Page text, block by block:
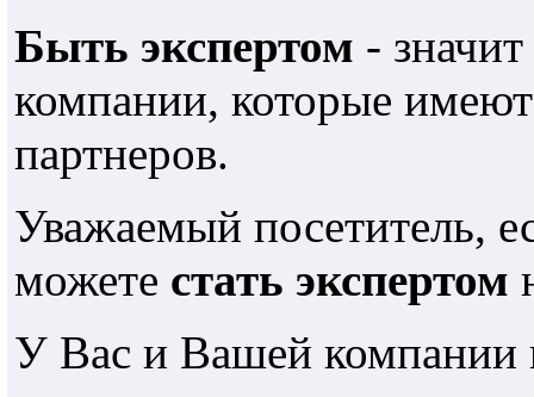
Быть экспертом -
компании, которые
партнеров.
Уважаемый посетитель,
можете стать экспертом
У Вас и Вашей компании